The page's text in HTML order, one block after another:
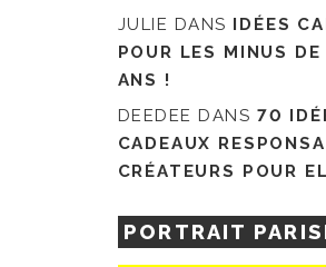
JULIE DANS IDÉES
POUR LES MINUS
ANS !
DEEDEE DANS 70
CADEAUX
CRÉATEURS POUR
PORTRAIT